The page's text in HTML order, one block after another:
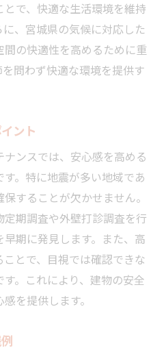
で、快適な生活環境を維持
、宮城県の気候に対応した
間の快適性を高めるために重
問わず快適な環境を提供す
ント
ンスでは、安心感を高める
。特に地震が多い地域であ
することが欠かせません。
期調査や外壁打診調査を行
期に発見します。また、高
とで、目視では確認できな
。これにより、建物の安全
を提供します。